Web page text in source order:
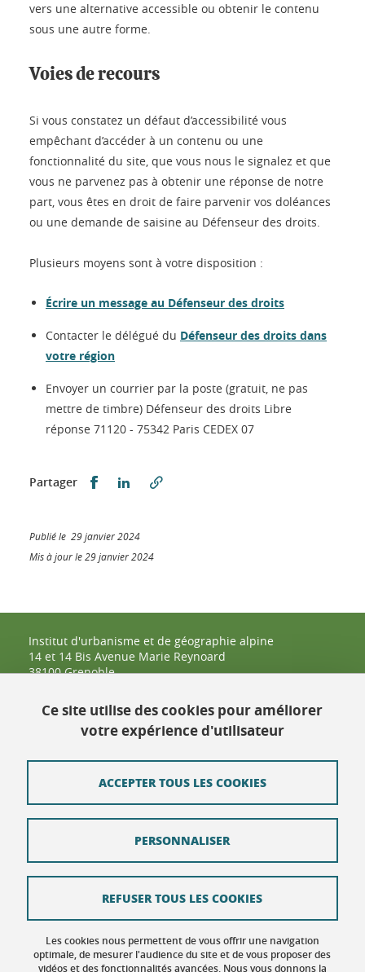
vers une alternative accessible ou obtenir le contenu
sous une autre forme.
Voies de recours
Si vous constatez un défaut d’accessibilité vous
empêchant d’accéder à un contenu ou une
fonctionnalité du site, que vous nous le signalez et que
vous ne parvenez pas à obtenir une réponse de notre
part, vous êtes en droit de faire parvenir vos doléances
ou une demande de saisine au Défenseur des droits.
Plusieurs moyens sont à votre disposition :
Écrire un message au Défenseur des droits
Contacter le délégué du Défenseur des droits dans
votre région
Envoyer un courrier par la poste (gratuit, ne pas
mettre de timbre) Défenseur des droits Libre
réponse 71120 - 75342 Paris CEDEX 07
Partager Partager sur Facebook
Partager sur LinkedIn
Publié le 29 janvier 2024
Mis à jour le 29 janvier 2024
Institut d'urbanisme et de géographie alpine
14 et 14 Bis Avenue Marie Reynoard
38100 Grenoble
Crédits
Données personnelles : politique de confidentialité
Politique des Cookies
Gestion des cookies
Ce site utilise des cookies pour améliorer
votre expérience d'utilisateur
Les cookies nous permettent de vous offrir une navigation
optimale, de mesurer l'audience du site et de vous proposer des
vidéos et des fonctionnalités avancées. Nous vous donnons la
ACCEPTER TOUS LES COOKIES
REFUSER TOUS LES COOKIES
PERSONNALISER